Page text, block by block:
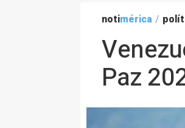
notimérica /
Paz